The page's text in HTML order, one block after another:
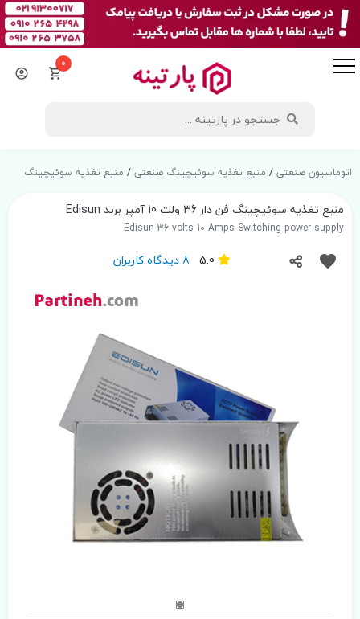
0
اتوماسیون صنعتی/ منبع تغذیه سوئیچینگ صنعتی/ منبع تغذیه سوئیچینگ
منبع تغذیه سوئیچینگ فن دار 36 ولت 10 آمپر برند Edisun
Edisun 36 volts 10 Amps Switching power supply
8 دیدگاه کاربران